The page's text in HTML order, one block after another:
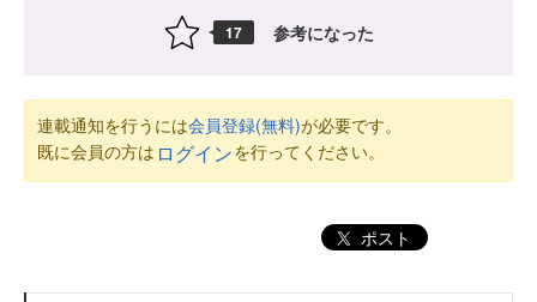
17 参考になった
連載通知を行うには会員登録(無料)が必要です。
既に会員の方は ログインを行ってください。
ポスト